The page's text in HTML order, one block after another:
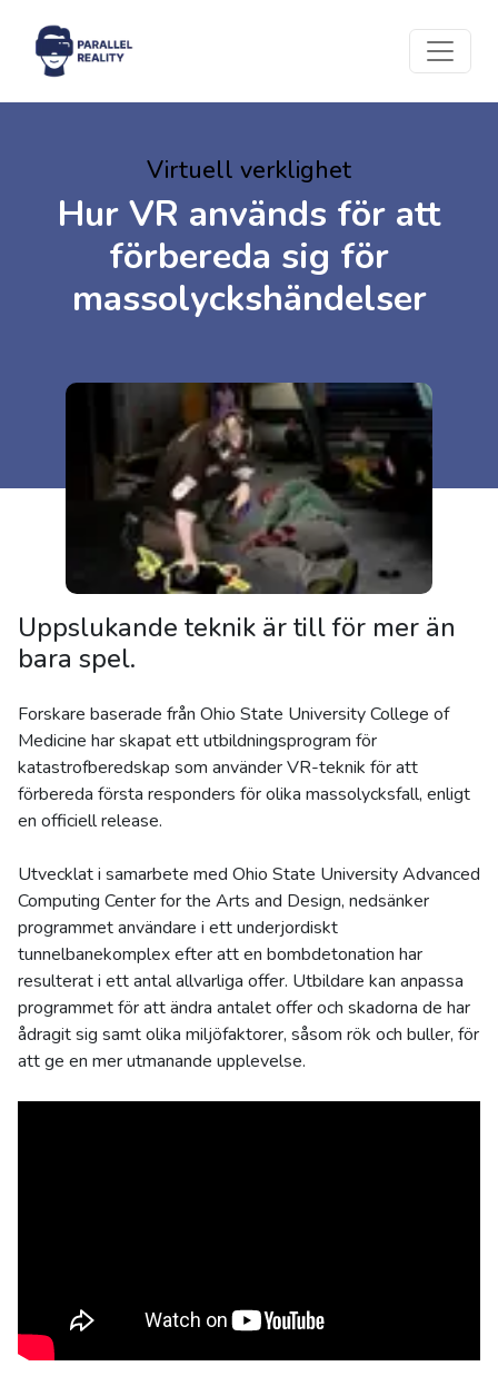
Virtuell verklighet
Hur VR används för att
förbereda sig för
massolyckshändelser
Uppslukande teknik är till för mer än
bara spel.
Forskare baserade från Ohio State University College of
Medicine har skapat ett utbildningsprogram för
katastrofberedskap som använder VR-teknik för att
förbereda första responders för olika massolycksfall, enligt
en officiell release.
Utvecklat i samarbete med Ohio State University Advanced
Computing Center for the Arts and Design, nedsänker
programmet användare i ett underjordiskt
tunnelbanekomplex efter att en bombdetonation har
resulterat i ett antal allvarliga offer. Utbildare kan anpassa
programmet för att ändra antalet offer och skadorna de har
ådragit sig samt olika miljöfaktorer, såsom rök och buller, för
att ge en mer utmanande upplevelse.